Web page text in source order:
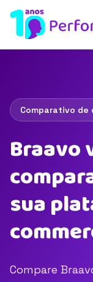
Comparativo
Braavo
sua
Compare